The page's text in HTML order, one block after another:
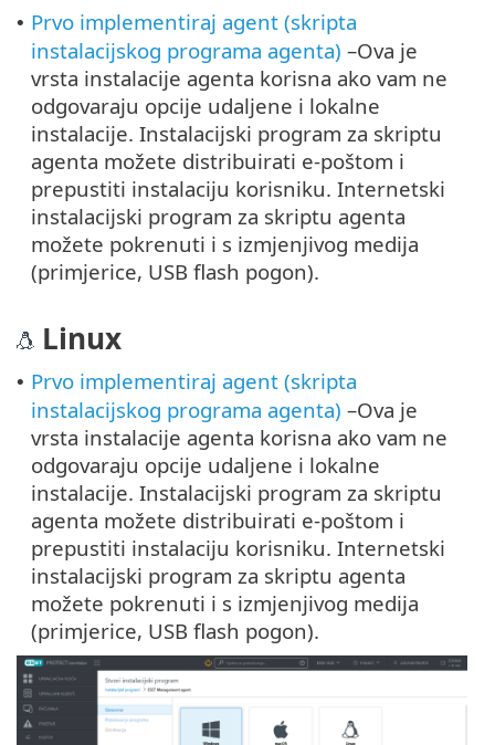
• Prvo implementiraj agent (skripta
instalacijskog programa agenta) –Ova je
vrsta instalacije agenta korisna ako vam ne
odgovaraju opcije udaljene i lokalne
instalacije. Instalacijski program za skriptu
agenta možete distribuirati e-poštom i
prepustiti instalaciju korisniku. Internetski
instalacijski program za skriptu agenta
možete pokrenuti i s izmjenjivog medija
(primjerice, USB flash pogon).
Linux
• Prvo implementiraj agent (skripta
instalacijskog programa agenta) –Ova je
vrsta instalacije agenta korisna ako vam ne
odgovaraju opcije udaljene i lokalne
instalacije. Instalacijski program za skriptu
agenta možete distribuirati e-poštom i
prepustiti instalaciju korisniku. Internetski
instalacijski program za skriptu agenta
možete pokrenuti i s izmjenjivog medija
(primjerice, USB flash pogon).